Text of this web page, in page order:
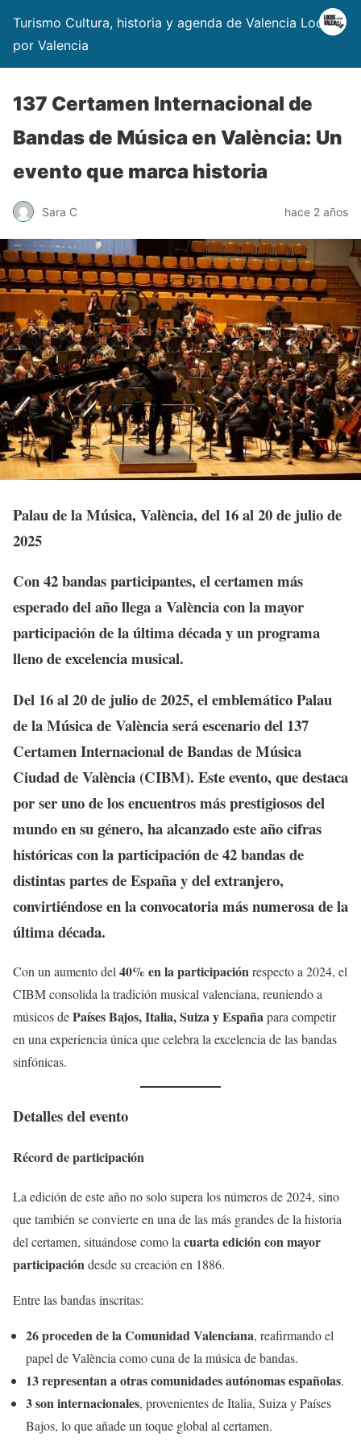
Turismo Cultura, historia y agenda de Valencia Locos
por Valencia
137 Certamen Internacional de
Bandas de Música en València: Un
evento que marca historia
Sara C hace 2 años
Palau de la Música, València, del 16 al 20 de julio de
2025
Con 42 bandas participantes, el certamen más
esperado del año llega a València con la mayor
participación de la última década y un programa
lleno de excelencia musical.
Del 16 al 20 de julio de 2025, el emblemáticoPalau
de la Música de Valènciaserá escenario del 137
Certamen Internacional de Bandas de Música
Ciudad de València (CIBM). Este evento, que destaca
por ser uno de los encuentros más prestigiosos del
mundo en su género, ha alcanzado este año cifras
históricas con la participación de42 bandasde
distintas partes de España y del extranjero,
convirtiéndose en la convocatoria más numerosa de la
última década.
Con un aumento del 40% en la participaciónrespecto a 2024, el
CIBM consolida la tradición musical valenciana, reuniendo a
músicos dePaíses Bajos, Italia, Suiza y Españapara competir
en una experiencia única que celebra la excelencia de las bandas
sinfónicas.
Detalles del evento
Récord de participación
La edición de este año no solo supera los números de 2024, sino
que también se convierte en una de las más grandes de la historia
del certamen, situándose como la cuarta edición con mayor
participacióndesde su creación en 1886.
Entre las bandas inscritas:
26 proceden de la Comunidad Valenciana, reafirmando el
papel de València como cuna de la música de bandas.
13 representan a otras comunidades autónomas españolas.
3 son internacionales, provenientes de Italia, Suiza y Países
Bajos, lo que añade un toque global al certamen.